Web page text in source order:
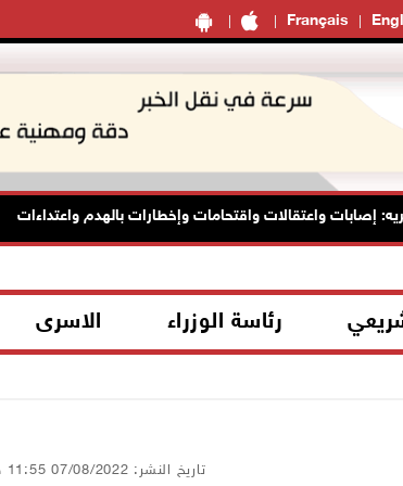
Français
واعتقالات واقتحامات وإخطارات بالهدم واعتداءات
رئاسة الوزراء الاسرى
تاريخ النشر: 07/08/2022 11:55 ص